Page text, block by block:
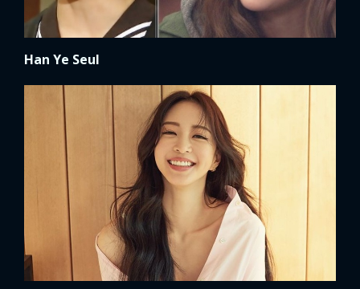
Han Ye Seul